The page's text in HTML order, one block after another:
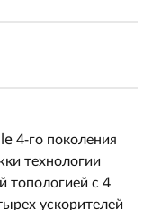
к
важных
данных,
системы
Этот
сервер
8U на
4-го поколения
технологии
топологией с 4
ускорителей